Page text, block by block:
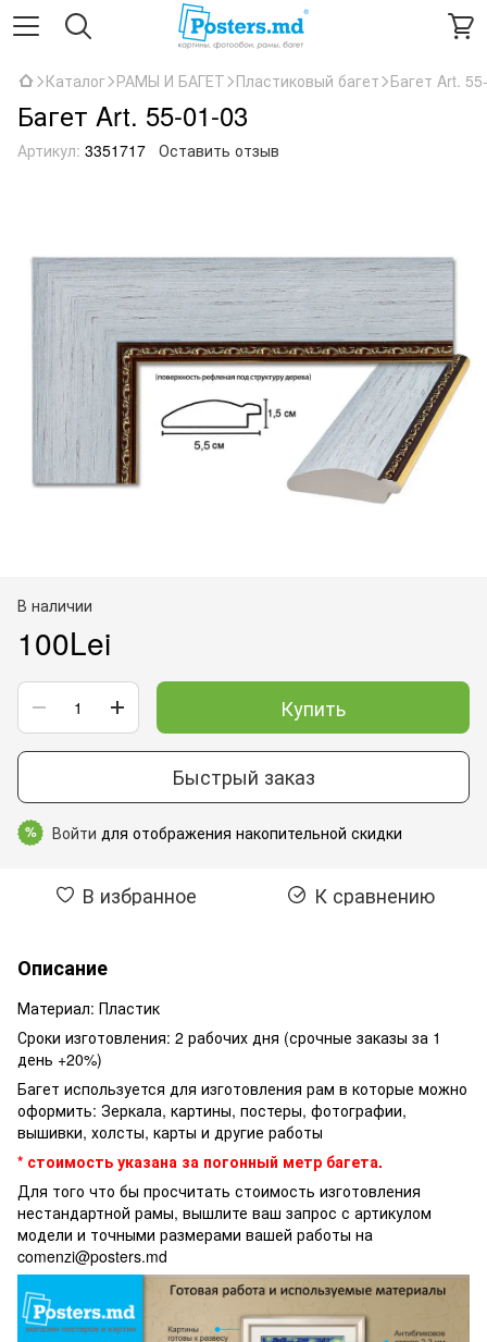
Каталог РАМЫ И БАГЕТ Пластиковый багет Багет Art.
Багет Art. 55-01-03
Артикул: 3351717 Оставить отзыв
В наличии
100Lei
Купить
Быстрый заказ
% Войти для отображения накопительной скидки
В избранное К сравнению
Описание
Материал: Пластик
Сроки изготовления: 2 рабочих дня (срочные заказы за 1
день +20%)
Багет используется для изготовления рам в которые можно
оформить: Зеркала, картины, постеры, фотографии,
вышивки, холсты, карты и другие работы
* стоимость указана за погонный метр багета.
Для того что бы просчитать стоимость изготовления
нестандартной рамы, вышлите ваш запрос с артикулом
модели и точными размерами вашей работы на
comenzi@posters.md